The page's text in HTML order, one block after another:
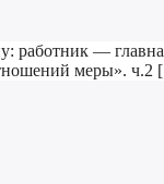
—
меры».